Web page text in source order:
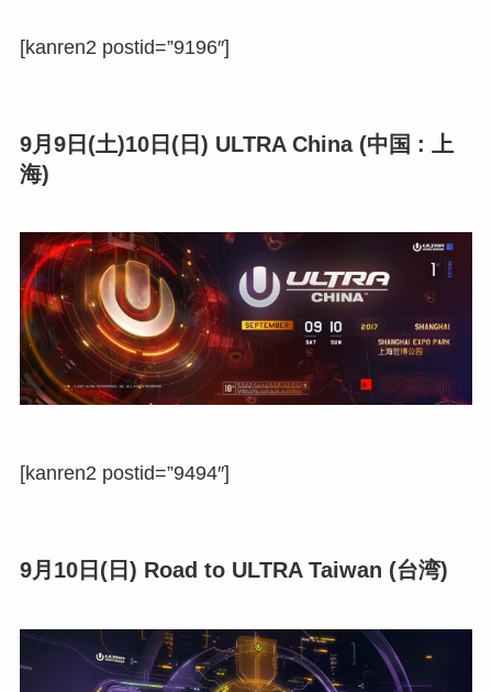
[kanren2 postid=”9196″]
9月9日(土)10日(日) ULTRA China (中国 : 上
海)
[kanren2 postid=”9494″]
9月10日(日) Road to ULTRA Taiwan (台湾)